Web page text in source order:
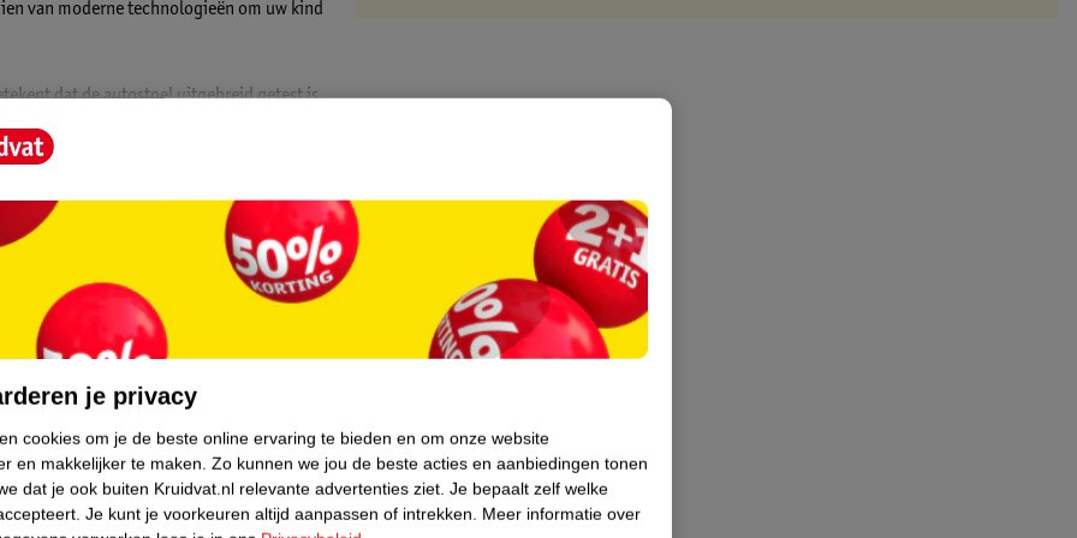
van moderne technologieën om uw kind
dat de autostoel uitgebreid getest is
hoofd en de nek van uw kind en biedt
vergemakkelijkt. U kunt de stoel
of eruit te halen, wat vooral handig is
een stabiele en veilige bevestiging in uw
basis voor de autostoel, waardoor
je privacy
cookies om je de beste online ervaring te bieden en om onze website
en makkelijker te maken. Zo kunnen we jou de beste acties en aanbiedingen tonen
dat je ook buiten Kruidvat.nl relevante advertenties ziet. Je bepaalt zelf welke
Je kunt je voorkeuren altijd aanpassen of intrekken. Meer informatie over